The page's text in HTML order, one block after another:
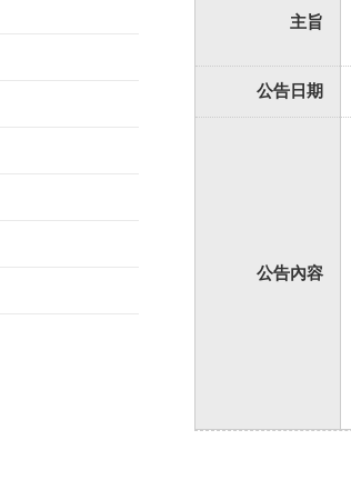
主旨
公告日期
公告內容